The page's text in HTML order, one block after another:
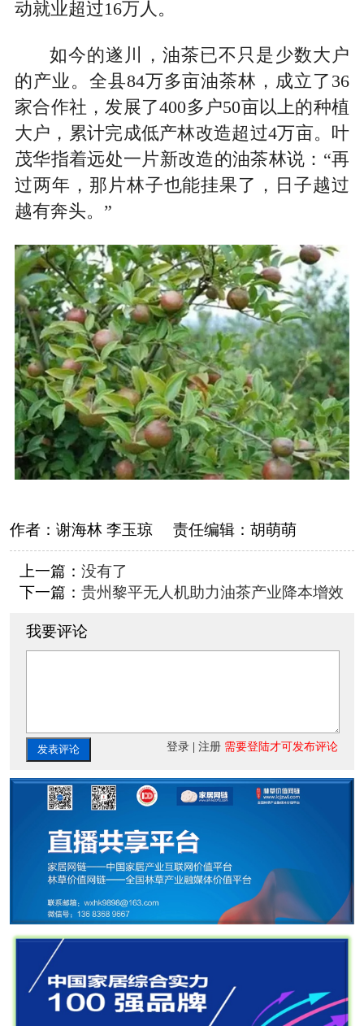
动就业超过16万人。
如今的遂川，油茶已不只是少数大户
的产业。全县84万多亩油茶林，成立了36
家合作社，发展了400多户50亩以上的种植
大户，累计完成低产林改造超过4万亩。叶
茂华指着远处一片新改造的油茶林说：“再
过两年，那片林子也能挂果了，日子越过
越有奔头。”
作者： 谢海林 李玉琼责任编辑： 胡萌萌
上一篇： 没有了
下一篇： 贵州黎平无人机助力油茶产业降本增效
我要评论
发表评论 登录 |注册 需要登陆才可发布评论